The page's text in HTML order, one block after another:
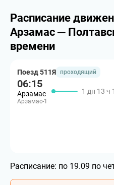
Расписание
Арзамас ─
времени
Поезд 511Я проходящий
06:15
Арзамас
Арзамас-1
1 дн 13 ч
Расписание: по 19.09 по